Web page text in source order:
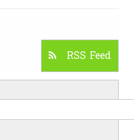
RSS Feed